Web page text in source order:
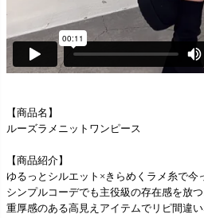
【商品名】
ルーズラメニットワンピース
【商品紹介】
ゆるっとシルエット×きらめくラメ糸で
シンプルコーデでも主役級の存在感を放
重厚感のある高見えアイテムでリピ間違